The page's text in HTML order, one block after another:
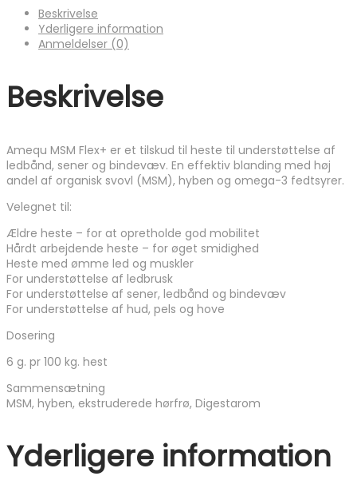
Beskrivelse
Yderligere information
Anmeldelser (0)
Beskrivelse
Amequ MSM Flex+ er et tilskud til heste til understøttelse af
ledbånd, sener og bindevæv. En effektiv blanding med høj
andel af organisk svovl (MSM), hyben og omega-3 fedtsyrer.
Velegnet til:
Ældre heste – for at opretholde god mobilitet
Hårdt arbejdende heste – for øget smidighed
Heste med ømme led og muskler
For understøttelse af ledbrusk
For understøttelse af sener, ledbånd og bindevæv
For understøttelse af hud, pels og hove
Dosering
6 g. pr 100 kg. hest
Sammensætning
MSM, hyben, ekstruderede hørfrø, Digestarom
Yderligere information